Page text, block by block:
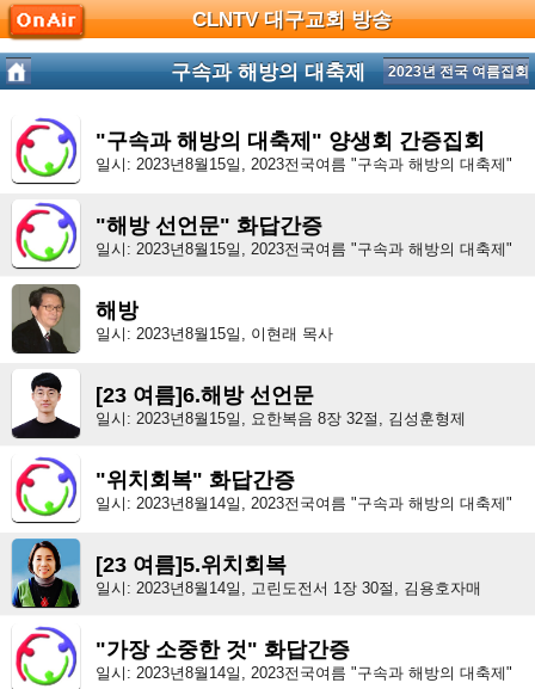
CLNTV 대구교회 방송
2023년 전국 여름집회
구속과 해방의 대축제
"구속과 해방의 대축제" 양생회 간증집회
일시: 2023년8월15일, 2023전국여름 "구속과 해방의 대축제"
"해방 선언문" 화답간증
일시: 2023년8월15일, 2023전국여름 "구속과 해방의 대축제"
해방
일시: 2023년8월15일, 이현래 목사
[23 여름]6.해방 선언문
일시: 2023년8월15일, 요한복음 8장 32절, 김성훈형제
"위치회복" 화답간증
일시: 2023년8월14일, 2023전국여름 "구속과 해방의 대축제"
[23 여름]5.위치회복
일시: 2023년8월14일, 고린도전서 1장 30절, 김용호자매
"가장 소중한 것" 화답간증
일시: 2023년8월14일, 2023전국여름 "구속과 해방의 대축제"